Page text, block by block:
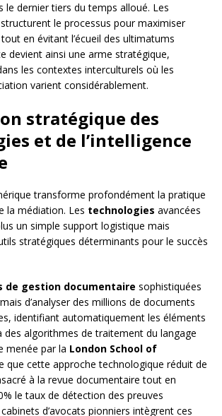
le dernier tiers du temps alloué. Les
le processus pour maximiser
en évitant l’écueil des ultimatums
devient ainsi une arme stratégique,
les contextes interculturels où les
varient considérablement.
stratégique des
et de l’intelligence
transforme profondément la pratique
la médiation. Les technologies avancées
un simple support logistique mais
stratégiques déterminants pour le succès
de gestion documentaire sophistiquées
d’analyser des millions de documents
identifiant automatiquement les éléments
des algorithmes de traitement du langage
menée par la London School of
que cette approche technologique réduit de
à la revue documentaire tout en
le taux de détection des preuves
d’avocats pionniers intègrent ces